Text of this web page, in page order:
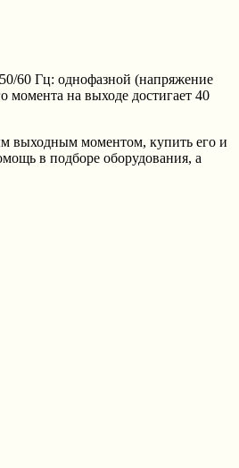
60 Гц: однофазной (напряжение
момента на выходе достигает 40
выходным моментом, купить его и
в подборе оборудования, а